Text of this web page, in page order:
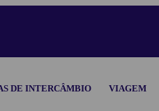
DE INTERCÂMBIO VIAGEM